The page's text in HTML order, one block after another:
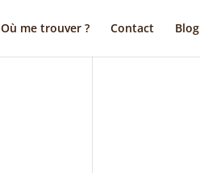
Où me trouver ? Contact Blog